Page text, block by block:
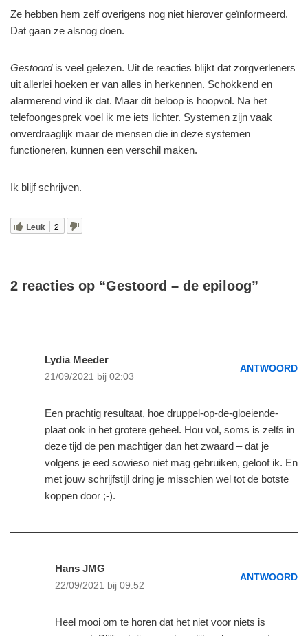
Ze hebben hem zelf overigens nog niet hierover geïnformeerd.
Dat gaan ze alsnog doen.
Gestoordis veel gelezen. Uit de reacties blijkt dat zorgverleners
uit allerlei hoeken er van alles in herkennen. Schokkend en
alarmerend vind ik dat. Maar dit beloop is hoopvol. Na het
telefoongesprek voel ik me iets lichter. Systemen zijn vaak
onverdraaglijk maar de mensen die in deze systemen
functioneren, kunnen een verschil maken.
Ik blijf schrijven.
Leuk 2
2 reacties op “Gestoord – de epiloog”
Lydia Meeder
21/09/2021 bij 02:03
ANTWOORD
Een prachtig resultaat, hoe druppel-op-de-gloeiende-
plaat ook in het grotere geheel. Hou vol, soms is zelfs in
deze tijd de pen machtiger dan het zwaard – dat je
volgens je eed sowieso niet mag gebruiken, geloof ik. En
met jouw schrijfstijl dring je misschien wel tot de botste
koppen door ;-).
Hans JMG
22/09/2021 bij 09:52
ANTWOORD
Heel mooi om te horen dat het niet voor niets is